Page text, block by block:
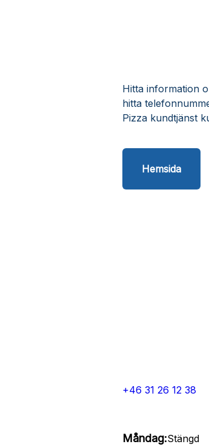
Hitta information
hitta
Pizza kundtjänst
Hemsida
+46 31 26 12 38
Måndag:Stängd